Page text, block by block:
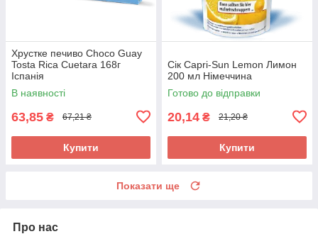
Хрустке печиво Choco Guay
Tosta Rica Cuetara 168г
Іспанія
В наявності
63,85 ₴ 67,21 ₴
Купити
Сік Capri-Sun Lemon Лимон
200 мл Німеччина
Готово до відправки
20,14 ₴ 21,20 ₴
Купити
Показати ще
Про нас